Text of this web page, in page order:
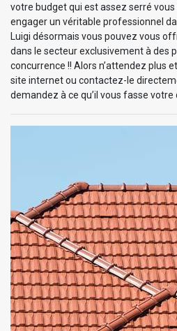
votre budget qui est assez serré
engager un véritable professionnel
Luigi désormais vous pouvez vous
dans le secteur exclusivement à des
concurrence !! Alors n’attendez plus
site internet ou contactez-le
demandez à ce qu’il vous fasse votre